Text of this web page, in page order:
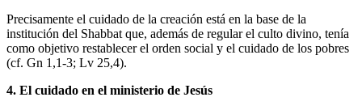
Precisamente el cuidado de la creación está en la base de la
institución del Shabbat que, además de regular el culto divino, tenía
como objetivo restablecer el orden social y el cuidado de los pobres
(cf. Gn 1,1-3; Lv 25,4).
4. El cuidado en el ministerio de Jesús